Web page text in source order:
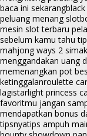
baca ini sekarang
peluang menang slot
mesin slot terbaru
sebelum kamu tahu
mahjong ways 2
menggandakan uang
memenangkan pot
ketinggalanroulette
lagistarlight princess
favoritmu jangan
mendapatkan bonus
tipsnyatips ampuh